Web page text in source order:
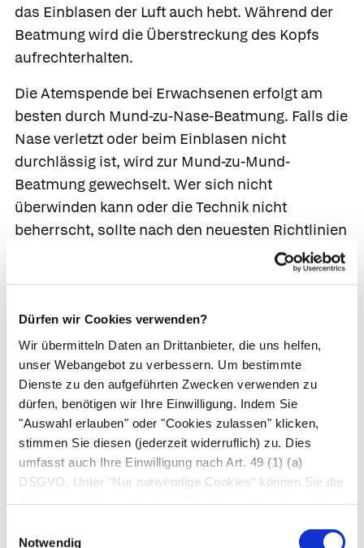
Dürfen wir Cookies verwenden?
Wir übermitteln Daten an Drittanbieter, die uns helfen,
unser Webangebot zu verbessern. Um bestimmte
Dienste zu den aufgeführten Zwecken verwenden zu
dürfen, benötigen wir Ihre Einwilligung. Indem Sie
"Auswahl erlauben" oder "Cookies zulassen" klicken,
stimmen Sie diesen (jederzeit widerruflich) zu. Dies
umfasst auch Ihre Einwilligung nach Art. 49 (1) (a)
DSGVO. Unter "Nur notwendige Cookies" können Sie die
Notwendig
das Einblasen der Luft auch hebt. Während der
Beatmung wird die Überstreckung des Kopfs
aufrechterhalten.
Die Atemspende bei Erwachsenen erfolgt am
besten durch Mund-zu-Nase-Beatmung. Falls die
Nase verletzt oder beim Einblasen nicht
durchlässig ist, wird zur Mund-zu-Mund-
Beatmung gewechselt. Wer sich nicht
überwinden kann oder die Technik nicht
beherrscht, sollte nach den neuesten Richtlinien
ganz auf die Beatmung verzichten und nur das
Besonderheiten der Atemspende bei Kindern
Mund-zu-Nase-Beatmung
Fassen Sie mit einer Hand an die Stirn und mit
der anderen unter den Kiefer des
Verunglückten und beugen Sie den Kopf in
Richtung Nacken. Verschließen Sie den Mund
mit dem Daumen. Ist der Mund nicht richtig
verschlossen, kann die in die Nase